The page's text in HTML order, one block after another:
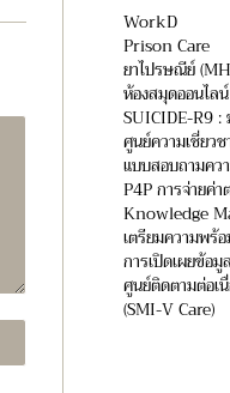
WorkD
Prison Care
ยาไปรษณีย์
ห้องสมุดออนไลน์
SUICIDE-R9 :
ศูนย์ความเชี่ยว
แบบสอบถามคว
P4P การจ่ายค่
Knowledge
เตรียมความพร้
การเปิดเผยข้อ
ศูนย์ติดตามต่อเ
(SMI-V Care)